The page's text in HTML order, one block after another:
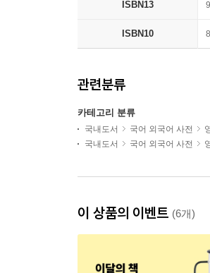
ISBN13
ISBN10
관련분류
카테고리 분류
국내도서 국어 외국어 사전
국내도서
국어 외국어 사전
이 상품의 이벤트 (6개)